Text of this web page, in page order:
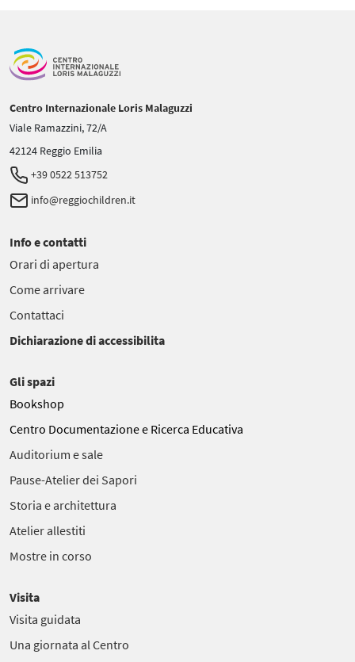
Centro Internazionale Loris Malaguzzi
Viale Ramazzini, 72/A
42124 Reggio Emilia
+39 0522 513752
info@reggiochildren.it
Info e contatti
Orari di apertura
Come arrivare
Contattaci
Dichiarazione di accessibilita
Gli spazi
Bookshop
Centro Documentazione e Ricerca Educativa
Auditorium e sale
Pause-Atelier dei Sapori
Storia e architettura
Atelier allestiti
Mostre in corso
Visita
Visita guidata
Una giornata al Centro